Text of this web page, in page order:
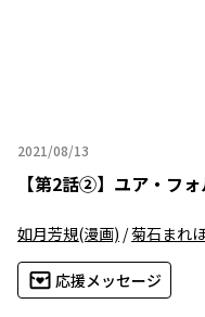
2021/08/13
2021年08月13日
【第2話②】 ユア・フ
如月芳規(漫画) /菊石まれ
応援メッセージ